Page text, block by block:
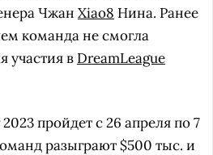
Чжан Xiao8 Нина. Ранее
команда не смогла
участия в DreamLeague
пройдет с 26 апреля по 7
разыграют $500 тыс. и